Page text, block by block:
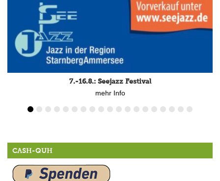
7.-16.8.: Seejazz Festival
mehr Info
CASH-QUH